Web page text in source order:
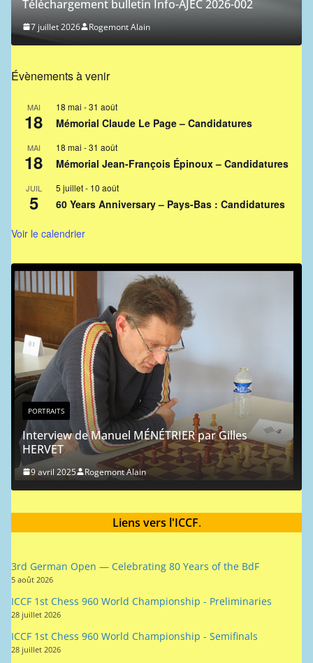
Téléchargement bulletin Info-AJEC 2026-002
7 juillet 2026 Rogemont Alain
Évènements à venir
MAI
18
18 mai -31 août
Mémorial Claude Le Page – Candidatures
MAI
18
18 mai -31 août
Mémorial Jean-François Épinoux – Candidatures
JUIL
5
5 juillet- 10 août
60 Years Anniversary – Pays-Bas : Candidatures
Voir le calendrier
PORTRAITS
Interview de Manuel MÉNÉTRIER par Gilles
HERVET
9 avril 2025 Rogemont Alain
Liens vers l'ICCF.
3rd German Open — Celebrating 80 Years of the BdF
5 août 2026
ICCF 1st Chess 960 World Championship - Preliminaries
28 juillet 2026
ICCF 1st Chess 960 World Championship - Semifinals
28 juillet 2026